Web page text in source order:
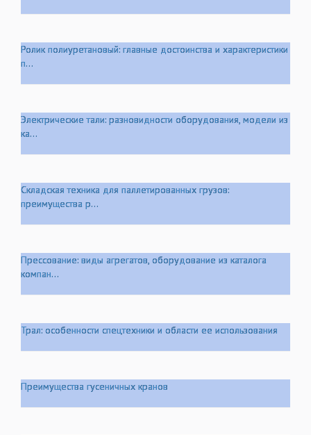
Ролик полиуретановый: главные достоинства и характеристики
п...
Электрические тали: разновидности оборудования, модели из
ка...
Складская техника для паллетированных грузов:
преимущества р...
Прессование: виды агрегатов, оборудование из каталога
компан...
Трал: особенности спецтехники и области ее использования
Преимущества гусеничных кранов